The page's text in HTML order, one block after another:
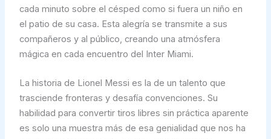
cada minuto sobre el césped como si fuera un niño en
el patio de su casa. Esta alegría se transmite a sus
compañeros y al público, creando una atmósfera
mágica en cada encuentro del Inter Miami.
La historia de Lionel Messi es la de un talento que
trasciende fronteras y desafía convenciones. Su
habilidad para convertir tiros libres sin práctica aparente
es solo una muestra más de esa genialidad que nos ha